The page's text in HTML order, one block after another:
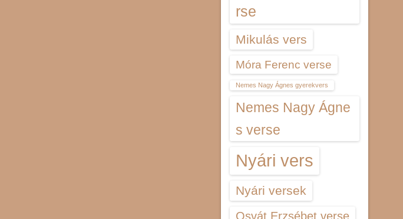
rse
Mikulás vers
Móra Ferenc verse
Nemes Nagy Ágnes gyerekvers
Nemes Nagy Ágne
s verse
Nyári vers
Nyári versek
Osvát Erzsébet verse